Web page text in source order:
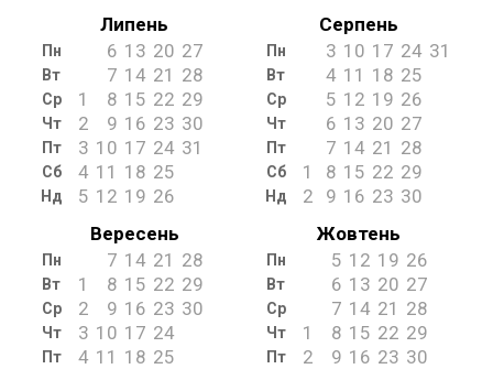
Липень
Пн 6 13 20 27
Вт 7 14 21 28
Ср 1 8 15 22 29
Чт 2 9 16 23 30
Пт 3 10 17 24 31
Сб 4 11 18 25
Нд 5 12 19 26
Серпень
Пн 3 10 17 24 31
Вт 4 11 18 25
Ср 5 12 19 26
Чт 6 13 20 27
Пт 7 14 21 28
Сб 1 8 15 22 29
Нд 2 9 16 23 30
Вересень
Пн 7 14 21 28
Вт 1 8 15 22 29
Ср 2 9 16 23 30
Чт 3 10 17 24
Пт 4 11 18 25
Жовтень
Пн 5 12 19 26
Вт 6 13 20 27
Ср 7 14 21 28
Чт 1 8 15 22 29
Пт 2 9 16 23 30